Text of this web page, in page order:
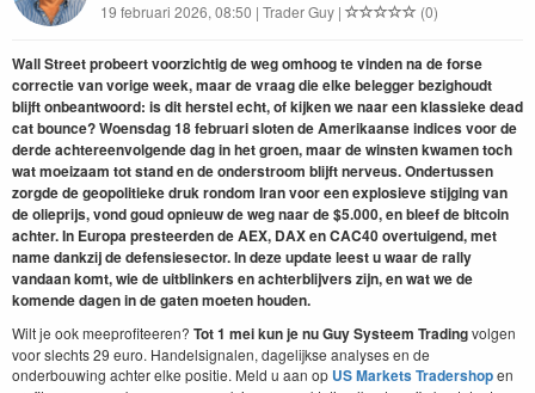
19 februari 2026, 08:50 | Trader Guy | (0)
Wall Street probeert voorzichtig de weg omhoog te vinden na de forse
correctie van vorige week, maar de vraag die elke belegger bezighoudt
blijft onbeantwoord: is dit herstel echt, of kijken we naar een klassieke dead
cat bounce? Woensdag 18 februari sloten de Amerikaanse indices voor de
derde achtereenvolgende dag in het groen, maar de winsten kwamen toch
wat moeizaam tot stand en de onderstroom blijft nerveus. Ondertussen
zorgde de geopolitieke druk rondom Iran voor een explosieve stijging van
de olieprijs, vond goud opnieuw de weg naar de $5.000, en bleef de bitcoin
achter. In Europa presteerden de AEX, DAX en CAC40 overtuigend, met
name dankzij de defensiesector. In deze update leest u waar de rally
vandaan komt, wie de uitblinkers en achterblijvers zijn, en wat we de
komende dagen in de gaten moeten houden.
Wilt je ook meeprofiteeren? Tot 1 mei kun je nu Guy Systeem Tradingvolgen
voor slechts 29 euro. Handelsignalen, dagelijkse analyses en de
onderbouwing achter elke positie. Meld u aan op US Markets Tradershopen